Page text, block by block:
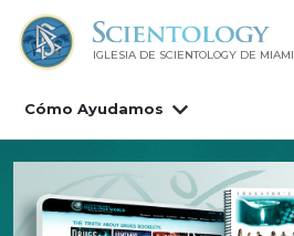
IGLESIA DE SCIENTOLOGY DE MIAMI
Cómo Ayudamos